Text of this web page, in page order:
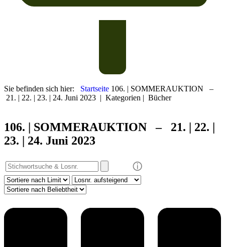
Sie befinden sich hier: Startseite 106. | SOMMERAUKTION –
21. | 22. | 23. | 24. Juni 2023 | Kategorien | Bücher
106. | SOMMERAUKTION – 21. | 22. |
23. | 24. Juni 2023